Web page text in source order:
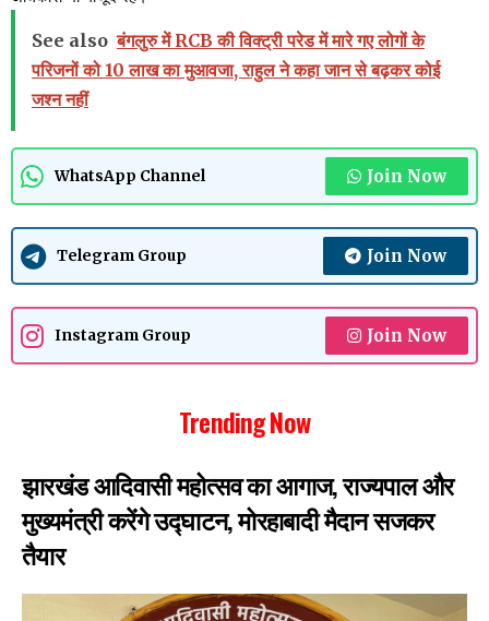
See also बंगलुरु में RCB की विक्ट्री परेड में मारे गए लोगों के
परिजनों को 10 लाख का मुआवजा, राहुल ने कहा जान से बढ़कर कोई
जश्न नहीं
WhatsApp Channel Join Now
Telegram Group Join Now
Instagram Group Join Now
Trending Now
झारखंड आदिवासी महोत्सव का आगाज, राज्यपाल और
मुख्यमंत्री करेंगे उद्घाटन, मोरहाबादी मैदान सजकर
तैयार